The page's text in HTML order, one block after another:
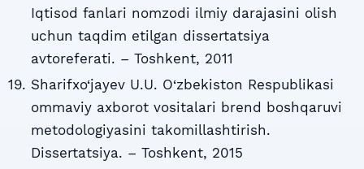
Iqtisod fanlari nomzodi ilmiy darajasini olish
uchun taqdim etilgan dissertatsiya
avtoreferati. – Toshkent, 2011
Sharifxo‘jayev U.U. O‘zbekiston Respublikasi
ommaviy axborot vositalari brend boshqaruvi
metodologiyasini takomillashtirish.
Dissertatsiya. – Toshkent, 2015